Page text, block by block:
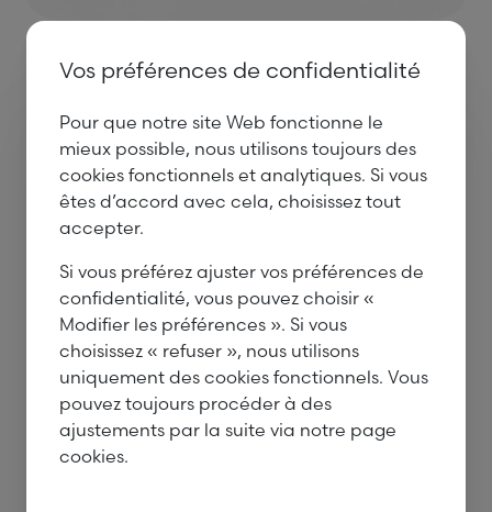
Documenten
mixedHardwood100L
ightformStandardfor
mantiderapantfilmF
R.pdf
Section et épaisseurs disponibles
2500 x 1250 en épaisseur 12, 15,18, 21 et
24mm
Vos préférences de confidentialité
Pour que notre site Web fonctionne le
mieux possible, nous utilisons toujours des
cookies fonctionnels et analytiques. Si vous
êtes d’accord avec cela, choisissez tout
accepter.
Si vous préférez ajuster vos préférences de
confidentialité, vous pouvez choisir «
Modifier les préférences ». Si vous
choisissez « refuser », nous utilisons
uniquement des cookies fonctionnels. Vous
pouvez toujours procéder à des
ajustements par la suite via notre page
cookies.